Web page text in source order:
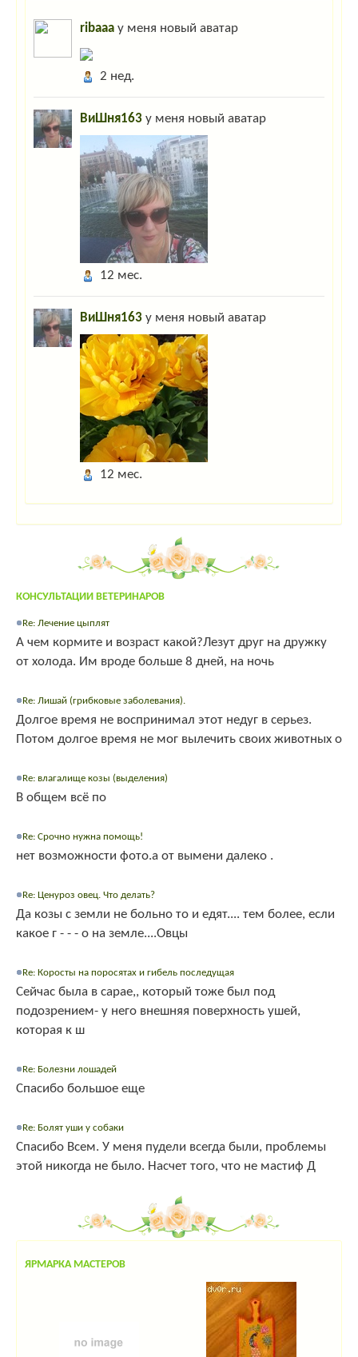
ribaaa у меня новый аватар
2 нед.
ВиШня163 у меня новый аватар
12 мес.
ВиШня163 у меня новый аватар
12 мес.
КОНСУЛЬТАЦИИ ВЕТЕРИНАРОВ
Re: Лечение цыплят
А чем кормите и возраст какой?Лезут друг на дружку
от холода. Им вроде больше 8 дней, на ночь
Re: Лишай (грибковые заболевания).
Долгое время не воспринимал этот недуг в серьез.
Потом долгое время не мог вылечить своих животных о
Re: влагалище козы (выделения)
В общем всё по
Re: Срочно нужна помощь!
нет возможности фото.а от вымени далеко .
Re: Ценуроз овец. Что делать?
Да козы с земли не больно то и едят.... тем более, если
какое г - - - о на земле....Овцы
Re: Коросты на поросятах и гибель последущая
Сейчас была в сарае,, который тоже был под
подозрением- у него внешняя поверхность ушей,
которая к ш
Re: Болезни лошадей
Спасибо большое еще
Re: Болят уши у собаки
Спасибо Всем. У меня пудели всегда были, проблемы
этой никогда не было. Насчет того, что не мастиф Д
ЯРМАРКА МАСТЕРОВ